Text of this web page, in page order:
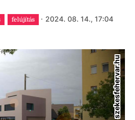
felújítás · 2024. 08. 14., 17:04
szekesfehervar.hu